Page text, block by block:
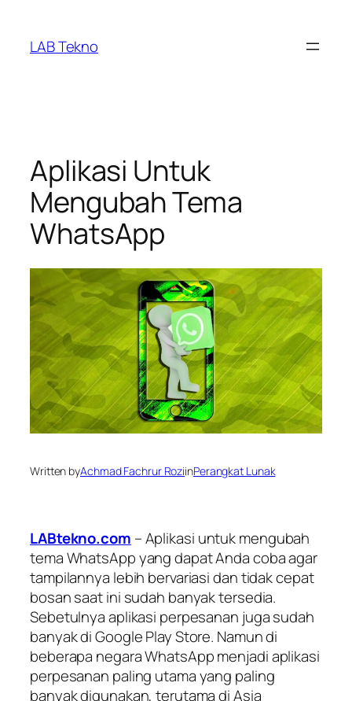
content
LAB Tekno
Aplikasi Untuk
Mengubah Tema
WhatsApp
Written byAchmad Fachrur RoziinPerangkat Lunak
LABtekno.com – Aplikasi untuk mengubah
tema WhatsApp yang dapat Anda coba agar
tampilannya lebih bervariasi dan tidak cepat
bosan saat ini sudah banyak tersedia.
Sebetulnya aplikasi perpesanan juga sudah
banyak di Google Play Store. Namun di
beberapa negara WhatsApp menjadi aplikasi
perpesanan paling utama yang paling
banyak digunakan, terutama di Asia